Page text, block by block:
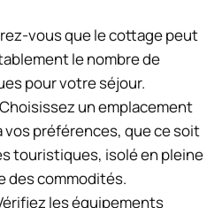
vous que le cottage peut
le nombre de
pour votre séjour.
Choisissez un emplacement
vos préférences, que ce soit
touristiques, isolé en pleine
des commodités.
les équipements